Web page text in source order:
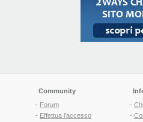
Community
- Forum
- Effettua l'accesso
-
-